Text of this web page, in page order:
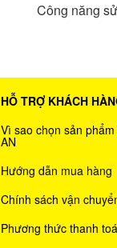
Công
HỖ TRỢ KHÁCH
Vì sao chọn sản phẩm
AN
Hướng dẫn mua hàng
Chính sách vận
Phương thức thanh